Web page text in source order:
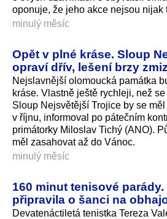
oponuje, že jeho akce nejsou nijak
minulý měsíc
Opět v plné kráse. Sloup
opraví dřív, lešení brzy
Nejslavnější olomoucká památka
kráse. Vlastně ještě rychleji, než
Sloup Nejsvětější Trojice by se
v říjnu, informoval po pátečním
primátorky Miloslav Tichý (ANO).
měl zasahovat až do Vánoc.
minulý měsíc
160 minut tenisové
připravila o šanci na
Devatenáctiletá tenistka Tereza